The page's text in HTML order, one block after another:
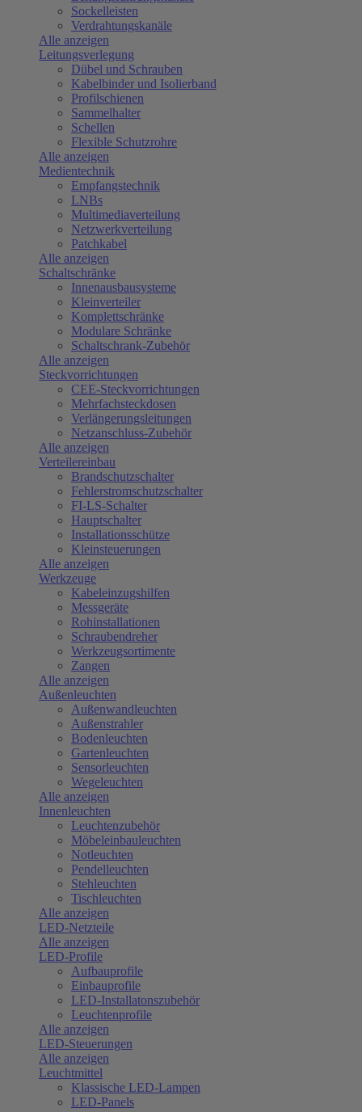
Sockelleisten
Verdrahtungskanäle
Alle anzeigen
Leitungsverlegung
Dübel und Schrauben
Kabelbinder und Isolierband
Profilschienen
Sammelhalter
Schellen
Flexible Schutzrohre
Alle anzeigen
Medientechnik
Empfangstechnik
LNBs
Multimediaverteilung
Netzwerkverteilung
Patchkabel
Alle anzeigen
Schaltschränke
Innenausbausysteme
Kleinverteiler
Komplettschränke
Modulare Schränke
Schaltschrank-Zubehör
Alle anzeigen
Steckvorrichtungen
CEE-Steckvorrichtungen
Mehrfachsteckdosen
Verlängerungsleitungen
Netzanschluss-Zubehör
Alle anzeigen
Verteilereinbau
Brandschutzschalter
Fehlerstromschutzschalter
FI-LS-Schalter
Hauptschalter
Installationsschütze
Kleinsteuerungen
Alle anzeigen
Werkzeuge
Kabeleinzugshilfen
Messgeräte
Rohinstallationen
Schraubendreher
Werkzeugsortimente
Zangen
Alle anzeigen
Außenleuchten
Außenwandleuchten
Außenstrahler
Bodenleuchten
Gartenleuchten
Sensorleuchten
Wegeleuchten
Alle anzeigen
Innenleuchten
Leuchtenzubehör
Möbeleinbauleuchten
Notleuchten
Pendelleuchten
Stehleuchten
Tischleuchten
Alle anzeigen
LED-Netzteile
Alle anzeigen
LED-Profile
Aufbauprofile
Einbauprofile
LED-Installatonszubehör
Leuchtenprofile
Alle anzeigen
LED-Steuerungen
Alle anzeigen
Leuchtmittel
Klassische LED-Lampen
LED-Panels